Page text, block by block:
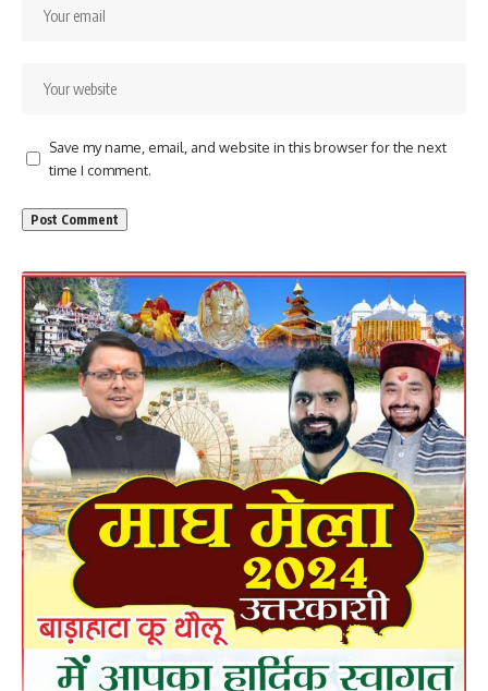
Save my name, email, and website in this browser for the next
time I comment.